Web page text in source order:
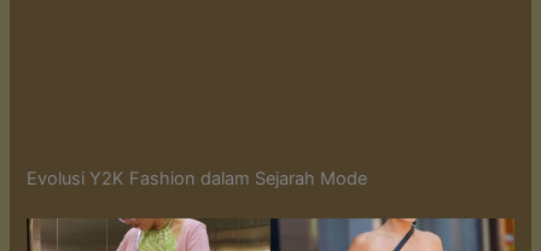
Evolusi Y2K Fashion dalam Sejarah Mode